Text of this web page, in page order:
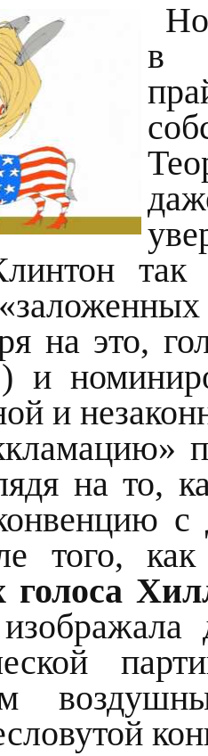
в
так
на это,
и
на то,
с
того,
голоса